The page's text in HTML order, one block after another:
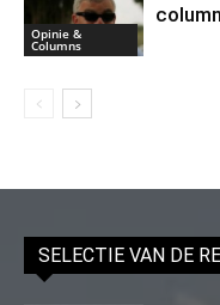
Opinie &
Columns
SELECTIE VAN DE